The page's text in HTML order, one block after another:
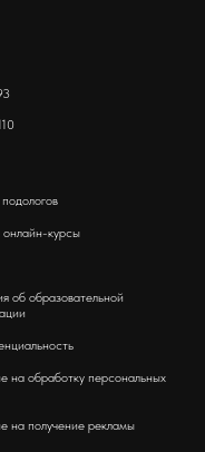
курсы
об образовательной
на обработку персональных
на получение рекламы